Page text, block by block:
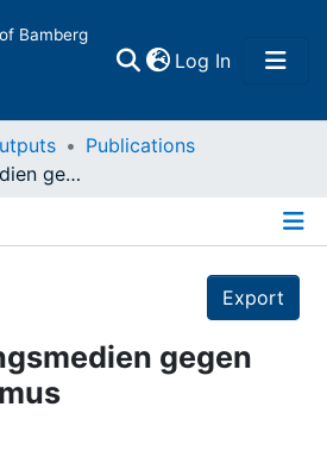
Bamberg
Log In(current)
Publications
Neue Bildungsmedien gegen Antisemitismus
Export
gegen